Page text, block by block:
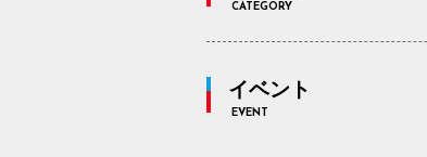
CATEGORY
イベント
EVENT